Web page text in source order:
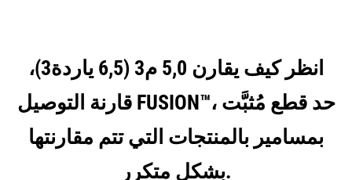
انظر كيف يقارن 5,0 م3 (6,5 ياردة3)،
قارنة التوصيل FUSION™‎، حد قطع مُثبَّت
بمسامير بالمنتجات التي تتم مقارنتها
بشكل متكرر.